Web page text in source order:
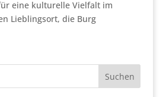
eine kulturelle Vielfalt im
Lieblingsort, die Burg